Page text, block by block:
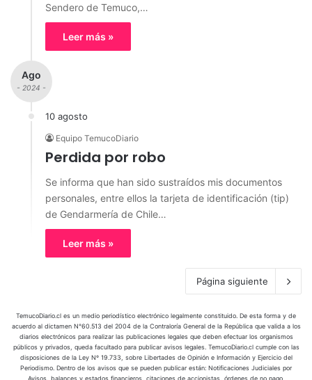
Sendero de Temuco,…
Leer más »
Ago
- 2024 -
10 agosto
Equipo TemucoDiario
Perdida por robo
Se informa que han sido sustraídos mis documentos
personales, entre ellos la tarjeta de identificación (tip)
de Gendarmería de Chile…
Leer más »
Página siguiente
TemucoDiario.cl es un medio periodístico electrónico legalmente constituido. De esta forma y de
acuerdo al dictamen N°60.513 del 2004 de la Contraloría General de la República que valida a los
diarios electrónicos para realizar las publicaciones legales que deben efectuar los organismos
públicos y privados, queda facultado para publicar avisos legales. TemucoDiario.cl cumple con las
disposiciones de la Ley Nº 19.733, sobre Libertades de Opinión e Información y Ejercicio del
Periodismo. Dentro de los avisos que se pueden publicar están: Notificaciones Judiciales por
Avisos, balances y estados financieros, citaciones de accionistas, órdenes de no pago,